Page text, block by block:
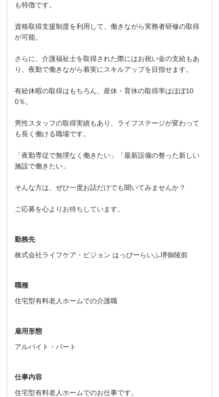
も特徴です。
資格取得支援制度を利用して、働きながら実務者研修の取得
が可能。
さらに、介護福祉士を取得された際にはお祝い金の支給もあ
り、夜勤で働きながら着実にスキルアップを目指せます。
有給休暇の取得はもちろん、産休・育休の取得率はほぼ10
0％。
男性スタッフの取得実績もあり、ライフステージが変わって
も長く働ける職場です。
「夜勤専従で無理なく働きたい」「最新設備の整った新しい
施設で働きたい」
そんな方は、ぜひ一度お話だけでも聞いてみませんか？
ご応募を心よりお待ちしています。
勤務先
株式会社ライフケア・ビジョン はっぴーらいふ堺御陵前
職種
住宅型有料老人ホームでの介護職
雇用形態
アルバイト・パート
仕事内容
住宅型有料老人ホームでのお仕事です。